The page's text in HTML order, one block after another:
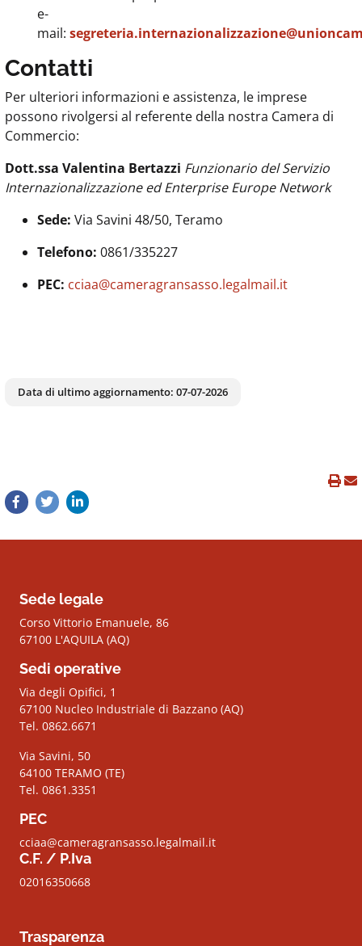
e-
mail:
Contatti
Per ulteriori informazioni e assistenza, le imprese
possono rivolgersi al referente della nostra Camera di
Commercio:
Dott.ssa Valentina Bertazzi Funzionario del Servizio
Internazionalizzazione ed Enterprise Europe Network
Sede: Via Savini 48/50, Teramo
Telefono: 0861/335227
PEC: cciaa@cameragransasso.legalmail.it
Data di ultimo aggiornamento: 07-07-2026
Sede legale
Corso Vittorio Emanuele, 86
67100 L'AQUILA (AQ)
Sedi operative
Via degli Opifici, 1
67100 Nucleo Industriale di Bazzano (AQ)
Tel. 0862.6671
Via Savini, 50
64100 TERAMO (TE)
Tel. 0861.3351
PEC
cciaa@cameragransasso.legalmail.it
C.F. / P.Iva
02016350668
Trasparenza